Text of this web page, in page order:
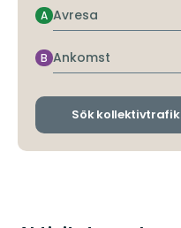
Avresa
A
Ankomst
B
Sök kollektivtrafik